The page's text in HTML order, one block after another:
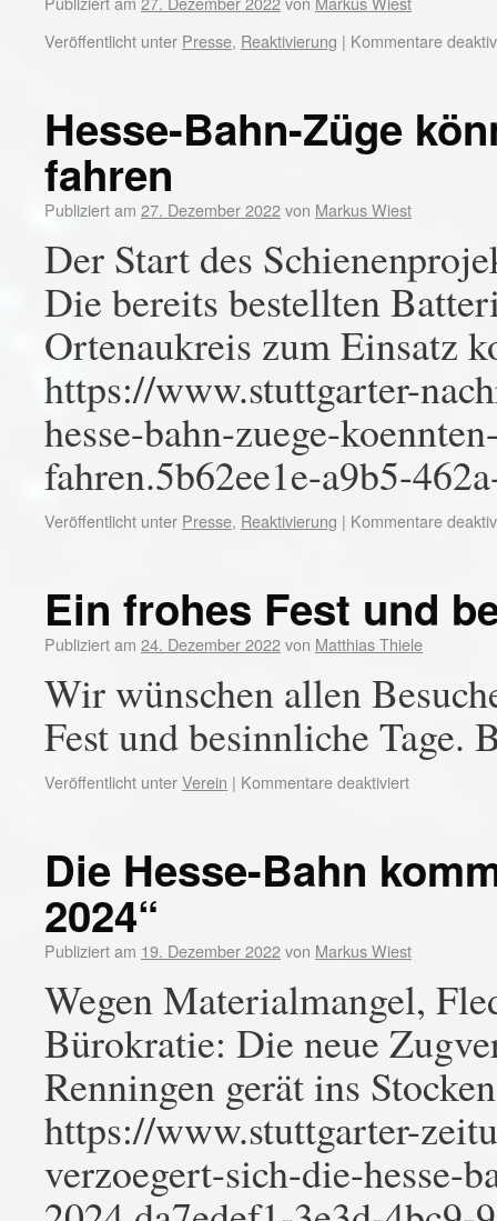
Veröffentlicht unter Presse, Reaktivierung | Kommentare
Hesse-Bahn-Züge
fahren
Publiziert am 27. Dezember 2022von Markus Wiest
Der Start des
Die bereits bestellten
Ortenaukreis zum Einsatz
https://www.stuttgarter-
hesse-bahn-zuege-
fahren.5b62ee1e-a9b5-
Veröffentlicht unter Presse, Reaktivierung | Kommentare
Ein frohes Fest und
Publiziert am 24. Dezember 2022von Matthias Thiele
Wir wünschen allen
Fest und besinnliche Tage.
Veröffentlicht unterVerein | Kommentare deaktiviert
Die Hesse-Bahn
2024“
Publiziert am 19. Dezember 2022von Markus Wiest
Wegen Materialmangel,
Bürokratie: Die neue
Renningen gerät ins
https://www.stuttgarter-
verzoegert-sich-die-hesse-